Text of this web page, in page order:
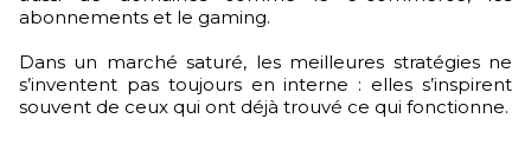
abonnements et le gaming.
Dans un marché saturé, les meilleures stratégies ne
s’inventent pas toujours en interne : elles s’inspirent
souvent de ceux qui ont déjà trouvé ce qui fonctionne.